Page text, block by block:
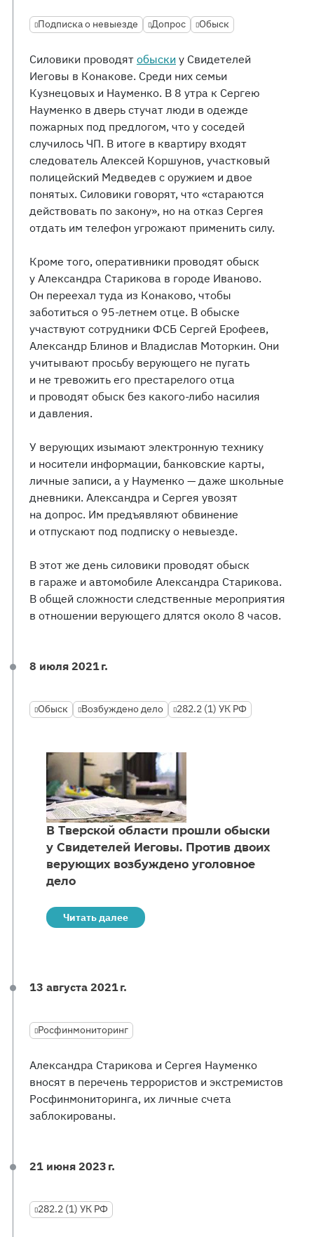
Подписка о невыезде Допрос Обыск
Силовики проводят обыски у Свидетелей
Иеговы в Конакове. Среди них семьи
Кузнецовых и Науменко. В 8 утра к Сергею
Науменко в дверь стучат люди в одежде
пожарных под предлогом, что у соседей
случилось ЧП. В итоге в квартиру входят
следователь Алексей Коршунов, участковый
полицейский Медведев с оружием и двое
понятых. Силовики говорят, что «стараются
действовать по закону», но на отказ Сергея
отдать им телефон угрожают применить силу.
Кроме того, оперативники проводят обыск
у Александра Старикова в городе Иваново.
Он переехал туда из Конаково, чтобы
заботиться о 95-летнем отце. В обыске
участвуют сотрудники ФСБ Сергей Ерофеев,
Александр Блинов и Владислав Моторкин. Они
учитывают просьбу верующего не пугать
и не тревожить его престарелого отца
и проводят обыск без какого-либо насилия
и давления.
У верующих изымают электронную технику
и носители информации, банковские карты,
личные записи, а у Науменко — даже школьные
дневники. Александра и Сергея увозят
на допрос. Им предъявляют обвинение
и отпускают под подписку о невыезде.
В этот же день силовики проводят обыск
в гараже и автомобиле Александра Старикова.
В общей сложности следственные мероприятия
в отношении верующего длятся около 8 часов.
8 июля 2021 г.
Обыск Возбуждено дело 282.2 (1) УК РФ
В Тверской области прошли обыски
у Свидетелей Иеговы. Против двоих
верующих возбуждено уголовное
дело
Читать далее
13 августа 2021 г.
Росфинмониторинг
Александра Старикова и Сергея Науменко
вносят в перечень террористов и экстремистов
Росфинмониторинга, их личные счета
заблокированы.
21 июня 2023 г.
282.2 (1) УК РФ